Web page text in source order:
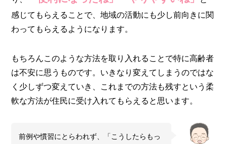
感じてもらえることで、地域の活動にも少し前向きに関
わってもらえるようになります。
もちろんこのような方法を取り入れることで特に高齢者
は不安に思うものです。いきなり変えてしまうのではな
く少しずつ変えていき、これまでの方法も残すという柔
軟な方法が住民に受け入れてもらえると思います。
前例や慣習にとらわれず、「こうしたらもっ